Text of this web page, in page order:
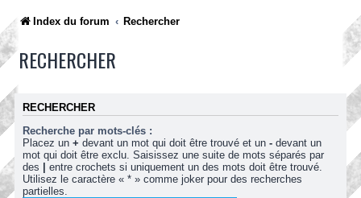
Index du forum Rechercher
RECHERCHER
RECHERCHER
Recherche par mots-clés :
Placez un + devant un mot qui doit être trouvé et un - devant un
mot qui doit être exclu. Saisissez une suite de mots séparés par
des | entre crochets si uniquement un des mots doit être trouvé.
Utilisez le caractère « * » comme joker pour des recherches
partielles.